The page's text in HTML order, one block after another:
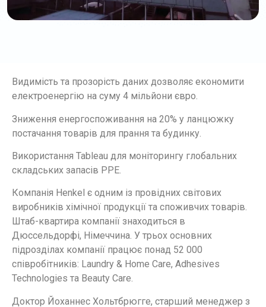
Видимість та прозорість даних дозволяє економити
електроенергію на суму 4 мільйони євро.
Зниження енергоспоживання на 20% у ланцюжку
постачання товарів для прання та будинку.
Використання Tableau для моніторингу глобальних
складських запасів PPE.
Компанія Henkel є одним із провідних світових
виробників хімічної продукції та споживчих товарів.
Штаб-квартира компанії знаходиться в
Дюссельдорфі, Німеччина. У трьох основних
підрозділах компанії працює понад 52 000
співробітників: Laundry & Home Care, Adhesives
Technologies та Beauty Care.
Доктор Йоханнес Хольтбрюгге, старший менеджер з